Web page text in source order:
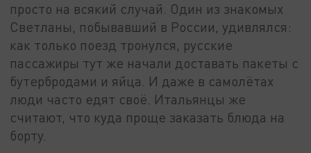
просто на всякий случай. Один из знакомых
Светланы, побывавший в России, удивлялся:
как только поезд тронулся, русские
пассажиры тут же начали доставать пакеты с
бутербродами и яйца. И даже в самолётах
люди часто едят своё. Итальянцы же
считают, что куда проще заказать блюда на
борту.